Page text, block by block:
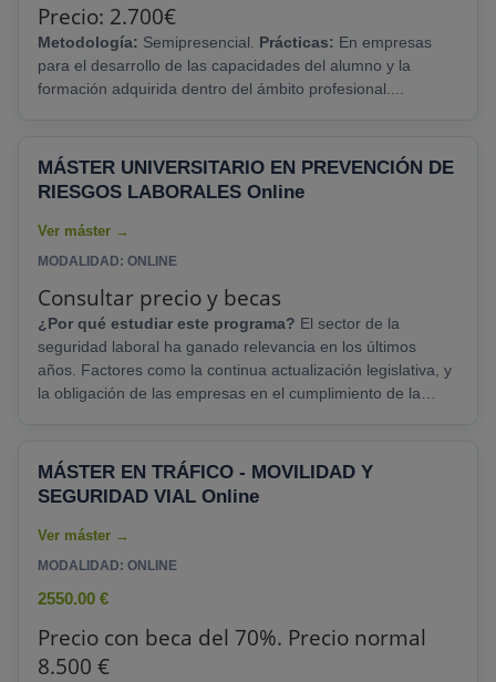
Precio: 2.700€
Metodología: Semipresencial. Prácticas:
para el desarrollo de las capacidades del alumno y la
formación adquirida dentro del ámbito profesional....
MÁSTER UNIVERSITARIO EN PREVENCIÓN DE
RIESGOS LABORALES Online
MODALIDAD: ONLINE
Consultar precio y becas
¿Por qué estudiar este programa?
seguridad laboral ha ganado relevancia en los últimos
años. Factores como la continua actualización legislativa, y
la obligación de las empresas en el cumplimiento de la
especializada en este áreas. La necesidad de esta figura
dentro de las empresas se ha convertido en un activo
MÁSTER EN TRÁFICO - MOVILIDAD Y
SEGURIDAD VIAL Online
MODALIDAD: ONLINE
2550.00 €
Precio con beca del 70%. Precio normal
8.500 €